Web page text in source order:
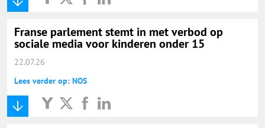
Franse parlement stemt in met verbod op
sociale media voor kinderen onder 15
22.07.26
Lees verder op: NOS